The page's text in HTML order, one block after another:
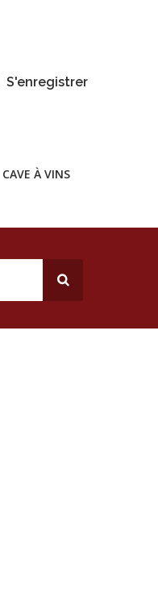
S'enregistrer
CAVE À VINS